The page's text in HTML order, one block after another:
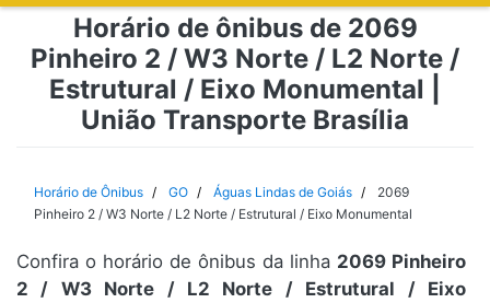
Sobre
Minas Gerais
Rio de Janeiro
Espírito Santo
Horário de ônibus de 2069
Pinheiro 2 / W3 Norte / L2 Norte /
Estrutural / Eixo Monumental |
União Transporte Brasília
Horário de Ônibus GO Águas Lindas de Goiás
2069
Pinheiro 2 / W3 Norte / L2 Norte / Estrutural / Eixo Monumental
Confira o horário de ônibus da linha 2069 Pinheiro
2 / W3 Norte / L2 Norte / Estrutural / Eixo